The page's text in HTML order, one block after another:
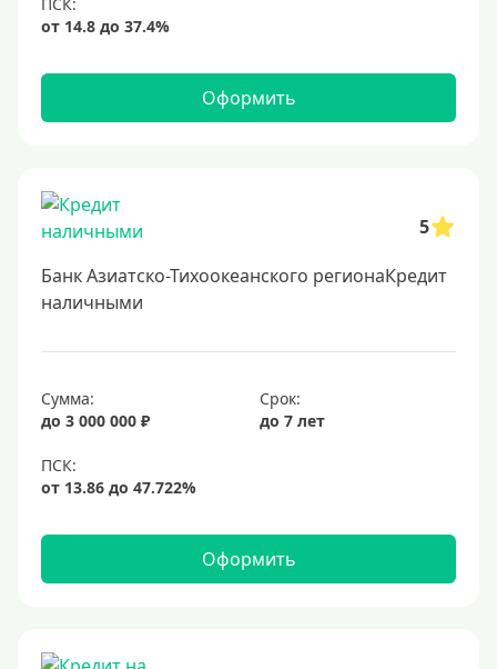
Оформить
5
Банк Азиатско-Тихоокеанского регионаКредит
наличными
Сумма:
до 3 000 000 ₽
Срок:
до 7 лет
Оформить